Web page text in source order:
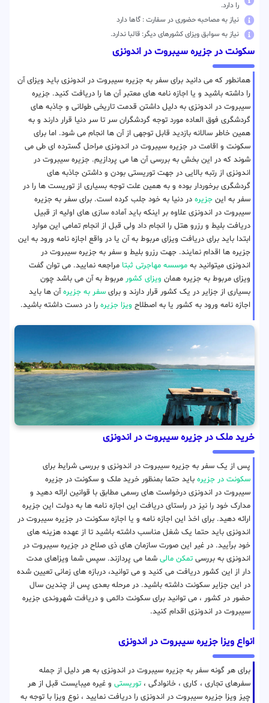
را دارد.
نیاز به مصاحبه حضوری در سفارت : گاها دارد
نیاز به سوابق ویزای کشورهای دیگر: قالبا ندارد.
سکونت در جزیره سیبروت در اندونزی
همانطور که می دانید برای سفر به جزیره سیبروت در اندونزی باید ویزای آن
را داشته باشید و یا اجازه نامه های معتبر آن ها را دریافت کنید. جزیره
سیبروت در اندونزی به دلیل داشتن قدمت تاریخی طولانی و جاذبه های
گردشگری فوق العاده مورد توجه گردشگران سر تا سر دنیا قرار دارند و به
همین خاطر سالانه بازدید قابل توجهی از آن ها انجام می شود. اما برای
سکونت و اقامت در جزیره سیبروت در اندونزی مراحل گسترده ای طی می
شوند که در این بخش به بررسی آن ها می پردازیم. جزیره سیبروت در
اندونزی از رتبه بالایی در جهت توریستی بودن و داشتن جاذبه های
گردشگری برخوردار بوده و به همین علت توجه بسیاری از توریست ها را در
سفر به این جزیره در دنیا به خود جلب کرده است. برای سفر به جزیره
سیبروت در اندونزی علاوه بر اینکه باید آماده سازی های اولیه از قبیل
دریافت بلیط و رزرو هتل را انجام داد ولی قبل از انجام تمامی این موارد
ابتدا باید برای دریافت ویزای مربوط به آن یا در واقع اجازه نامه ورود به این
جزیره ها اقدام نمایند. جهت رزرو بلیط و سفر به جزیره سیبروت در
اندونزی میتوانید به موسسه مهاجرتی ثبتا مراجعه نمایید. می توان گفت
ویزای مربوط به جزیره همان ویزای کشور مربوط به آن می باشد چون
بسیاری از جزایر در یک کشور قرار دارند و برای سفر به جزیرهآن ها باید
اجازه نامه ورود به کشور یا به اصطلاح ویزا جزیره را در دست داشته باشید.
خرید ملک در جزیره سیبروت در اندونزی
پس از یک سفر به جزیره سیبروت در اندونزی و بررسی شرایط برای
سکونت در جزیره باید حتما بمنظور خرید ملک و سکونت در جزیره
سیبروت در اندونزی درخواست های رسمی مطابق با قوانین ارائه دهید و
مدارک خود را نیز در راستای دریافت این اجازه نامه ها به دولت این جزیره
ارائه دهید. برای اخذ این اجازه نامه و یا اجازه سکونت در جزیره سیبروت در
اندونزی باید حتما یک شغل مناسب داشته باشید تا از عهده هزینه های
خود برآیید. در غیر این صورت سازمان های ذی صلاح در جزیره سیبروت در
اندونزی به بررسی تمکن مالی شما می پردازند. سپس شما ویزاهای مدت
دار از این کشور دریافت می کنید و می توانید، دربازه های زمانی تعیین شده
در این جزایر سکونت داشته باشید. در مرحله بعدی پس از چندین سال
حضور در کشور ، می توانید برای سکونت دائمی و دریافت شهروندی جزیره
سیبروت در اندونزی اقدام کنید.
انواع ویزا جزیره سیبروت در اندونزی
برای هر گونه سفر به جزیره سیبروت در اندونزی به هر دلیل از جمله
سفرهای تجاری ، کاری ، خانوادگی ، توریستی و غیره میبایست قبل از هر
چیز ویزا جزیره سیبروت در اندونزی را دریافت نمایید ، نوع ویزا با توجه به